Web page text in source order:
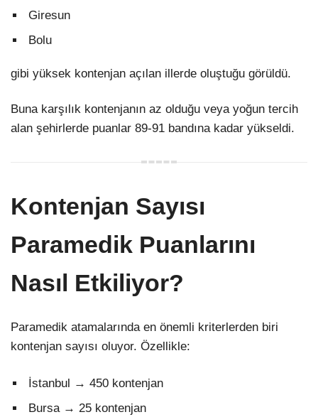
Giresun
Bolu
gibi yüksek kontenjan açılan illerde oluştuğu görüldü.
Buna karşılık kontenjanın az olduğu veya yoğun tercih
alan şehirlerde puanlar 89-91 bandına kadar yükseldi.
Kontenjan Sayısı
Paramedik Puanlarını
Nasıl Etkiliyor?
Paramedik atamalarında en önemli kriterlerden biri
kontenjan sayısı oluyor. Özellikle:
İstanbul → 450 kontenjan
Bursa → 25 kontenjan